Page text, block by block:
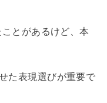
ことがあるけど、本
た表現選びが重要で